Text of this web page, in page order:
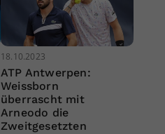
18.10.2023
ATP Antwerpen:
Weissborn
überrascht mit
Arneodo die
Zweitgesetzten